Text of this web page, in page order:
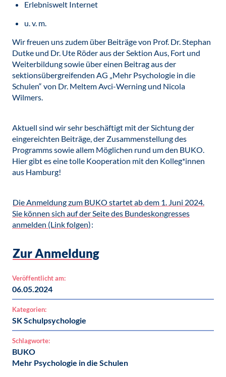
Erlebniswelt Internet
u. v. m.
Wir freuen uns zudem über Beiträge von Prof. Dr. Stephan
Dutke und Dr. Ute Röder aus der Sektion Aus, Fort und
Weiterbildung sowie über einen Beitrag aus der
sektionsübergreifenden AG „Mehr Psychologie in die
Schulen“ von Dr. Meltem Avci-Werning und Nicola
Wilmers.
Aktuell sind wir sehr beschäftigt mit der Sichtung der
eingereichten Beiträge, der Zusammenstellung des
Programms sowie allem Möglichen rund um den BUKO.
Hier gibt es eine tolle Kooperation mit den Kolleg*innen
aus Hamburg!
Die Anmeldung zum BUKO startet ab dem 1. Juni 2024.
Sie können sich auf der Seite des Bundeskongresses
anmelden (Link folgen):
Zur Anmeldung
Veröffentlicht am:
06.05.2024
Kategorien:
SK Schulpsychologie
Schlagworte:
BUKO
Mehr Psychologie in die Schulen